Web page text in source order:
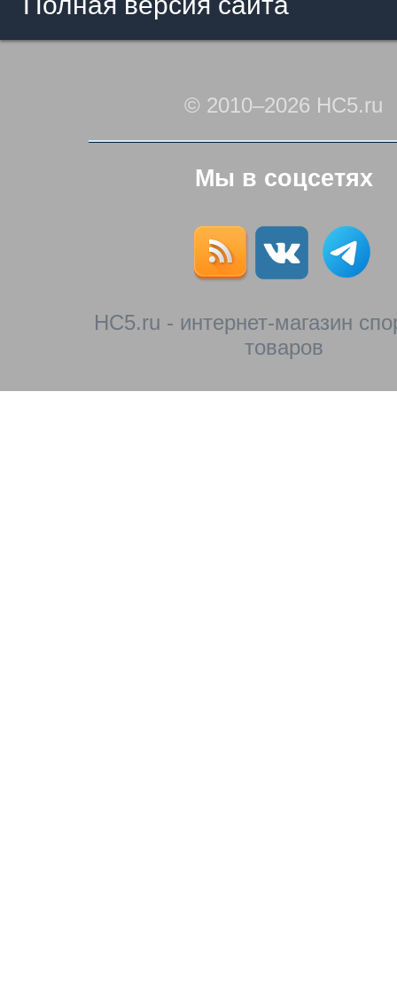
© 2010–2026 HC5.ru
Мы в соцсетях
HC5.ru - интернет-магазин
товаров